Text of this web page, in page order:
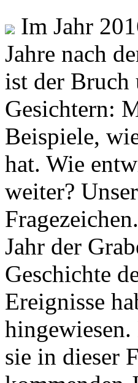
Im Jahr
Jahre nach
ist der
Gesichtern:
Beispiele,
hat. Wie
weiter?
Jahr der
Geschichte
Ereignisse
sie in dieser